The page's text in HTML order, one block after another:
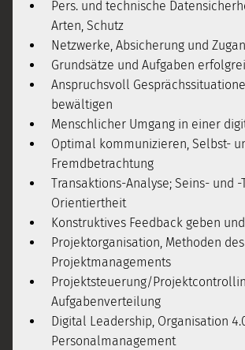
Pers. und technische
Arten, Schutz
Netzwerke, Absicherung und
Grundsätze und Aufgaben
Anspruchsvoll
bewältigen
Menschlicher Umgang in einer
Optimal kommunizieren, Selbst-
Fremdbetrachtung
Transaktions-Analyse; Seins- und -
Orientiertheit
Konstruktives Feedback geben
Projektorganisation, Methoden des
Projektmanagements
Projektsteuerung/
Aufgabenverteilung
Digital Leadership, Organisation
Personalmanagement